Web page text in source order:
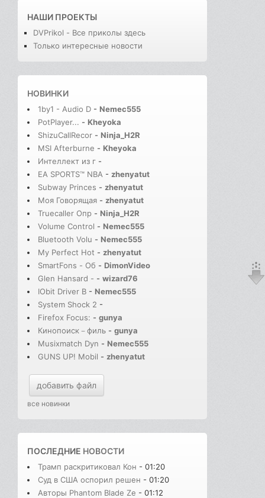
НАШИ ПРОЕКТЫ
DVPrikol - Все приколы здесь
Только интересные новости
НОВИНКИ
1by1 - Audio D - Nemec555
PotPlayer... - Kheyoka
ShizuCallRecor - Ninja_H2R
MSI Afterburne - Kheyoka
Интеллект из г -
EA SPORTS™ NBA - zhenyatut
Subway Princes - zhenyatut
Моя Говорящая - zhenyatut
Truecaller Опр - Ninja_H2R
Volume Control - Nemec555
Bluetooth Volu - Nemec555
My Perfect Hot - zhenyatut
SmartFons - Об - DimonVideo
Glen Hansard - - wizard76
IObit Driver B - Nemec555
System Shock 2 -
Firefox Focus: - gunya
Кинопоиск－филь - gunya
Musixmatch Dyn - Nemec555
GUNS UP! Mobil - zhenyatut
добавить файл
все новинки
ПОСЛЕДНИЕ НОВОСТИ
Трамп раскритиковал Кон - 01:20
Суд в США оспорил решен - 01:20
Авторы Phantom Blade Ze - 01:12